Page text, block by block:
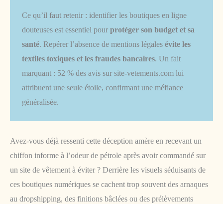
Ce qu’il faut retenir : identifier les boutiques en ligne
douteuses est essentiel pour protéger son budget et sa
santé. Repérer l’absence de mentions légales évite les
textiles toxiques et les fraudes bancaires. Un fait
marquant : 52 % des avis sur site-vetements.com lui
attribuent une seule étoile, confirmant une méfiance
généralisée.
Avez-vous déjà ressenti cette déception amère en recevant un
chiffon informe à l’odeur de pétrole après avoir commandé sur
un site de vêtement à éviter ? Derrière les visuels séduisants de
ces boutiques numériques se cachent trop souvent des arnaques
au dropshipping, des finitions bâclées ou des prélèvements